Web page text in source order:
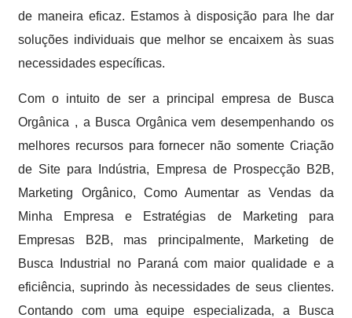
de maneira eficaz. Estamos à disposição para lhe dar
soluções individuais que melhor se encaixem às suas
necessidades específicas.
Com o intuito de ser a principal empresa de Busca
Orgânica , a Busca Orgânica vem desempenhando os
melhores recursos para fornecer não somente Criação
de Site para Indústria, Empresa de Prospecção B2B,
Marketing Orgânico, Como Aumentar as Vendas da
Minha Empresa e Estratégias de Marketing para
Empresas B2B, mas principalmente, Marketing de
Busca Industrial no Paraná com maior qualidade e a
eficiência, suprindo às necessidades de seus clientes.
Contando com uma equipe especializada, a Busca